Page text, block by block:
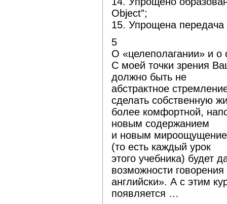
Object”;
15. Упрощена передача
5
О «целеполагании» и о
C моей точки зрения
должно быть не
абстрактное
сделать собственную
более комфортной,
новым содержанием
и новым
(то есть каждый урок
этого учебника) будет
возможности
английски». А с этим
появляется …